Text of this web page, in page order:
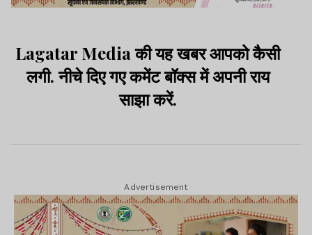
Lagatar Media की यह खबर आपको कैसी
लगी. नीचे दिए गए कमेंट बॉक्स में अपनी राय
साझा करें.
Advertisement